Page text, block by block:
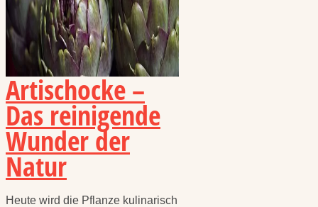
Artischocke –
Das reinigende
Wunder der
Natur
Heute wird die Pflanze kulinarisch